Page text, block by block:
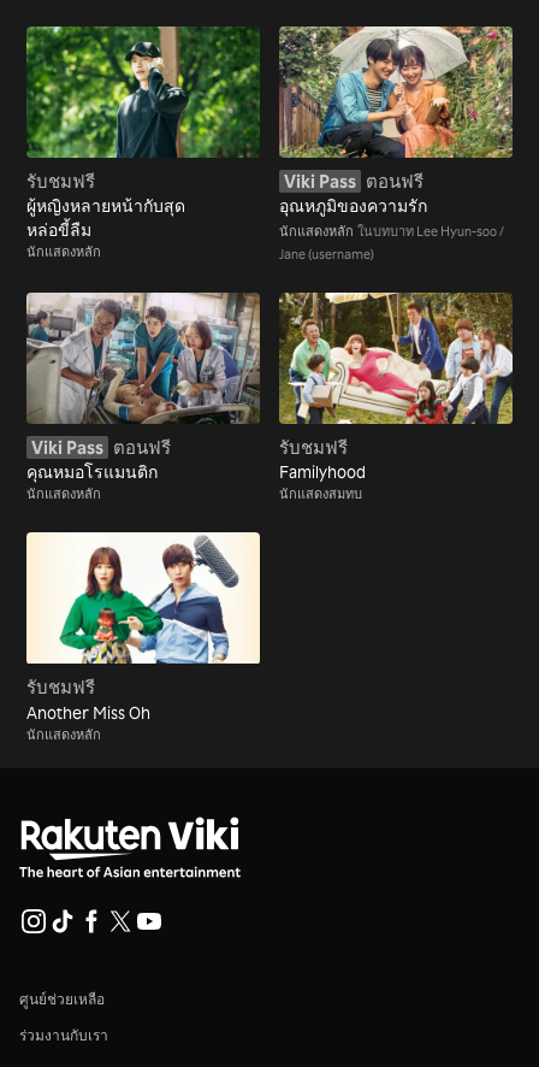
รับชมฟรี
ผู้หญิงหลายหน้ากับสุด
หล่อขี้ลืม
นักแสดงหลัก
Viki Pass ตอนฟรี
อุณหภูมิของความรัก
นักแสดงหลัก ในบทบาท Lee Hyun-soo /
Jane (username)
Viki Pass ตอนฟรี
คุณหมอโรแมนติก
นักแสดงหลัก
รับชมฟรี
Familyhood
นักแสดงสมทบ
รับชมฟรี
Another Miss Oh
นักแสดงหลัก
ศูนย์ช่วยเหลือ
ร่วมงานกับเรา